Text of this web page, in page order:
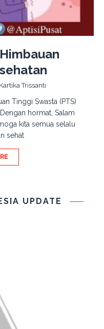
Kartika Trissanti
Tinggi Swasta (PTS)
hormat, Salam
kita semua selalu
sehat
UPDATE